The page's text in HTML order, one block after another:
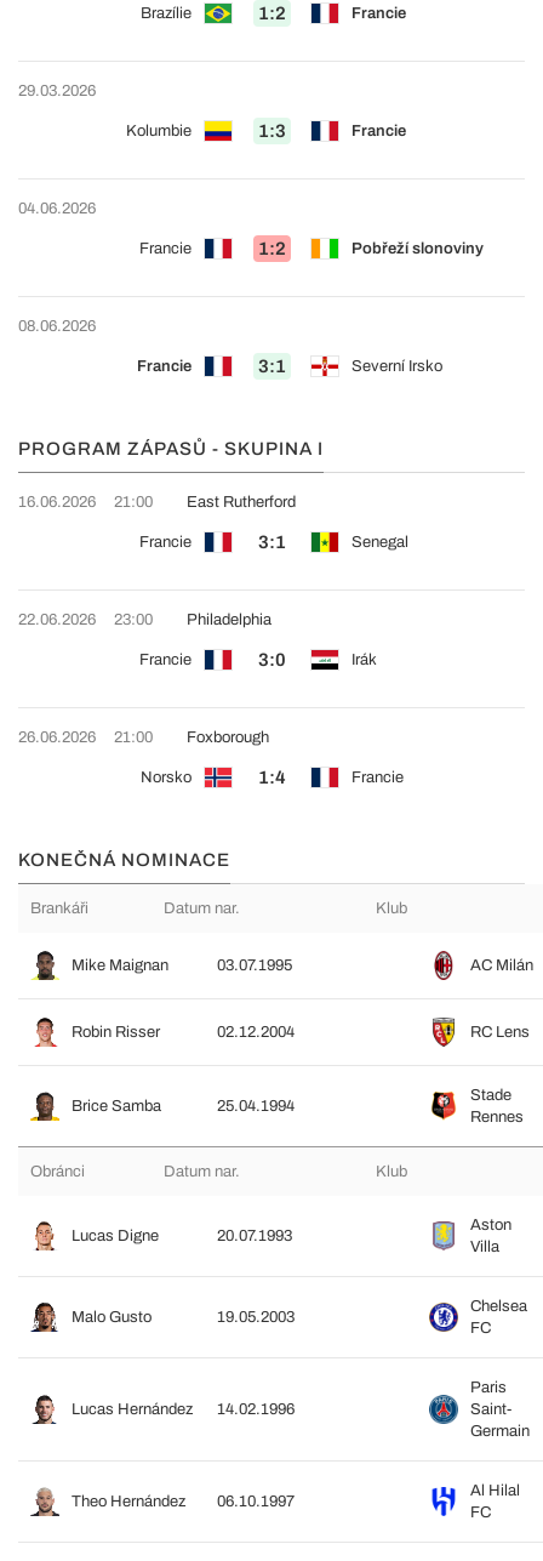
Brazílie 1:2 Francie
29.03.2026
Kolumbie 1:3 Francie
04.06.2026
Francie 1:2 Pobřeží slonoviny
08.06.2026
Francie 3:1 Severní Irsko
PROGRAM ZÁPASŮ - SKUPINA I
16.06.2026 21:00
Francie 3:1 Senegal
East Rutherford
22.06.2026 23:00
Francie 3:0 Irák
Philadelphia
26.06.2026 21:00
Norsko 1:4 Francie
Foxborough
KONEČNÁ NOMINACE
Brankáři Datum nar. Klub
Mike Maignan 03.07.1995 AC Milán
Robin Risser 02.12.2004 RC Lens
Brice Samba 25.04.1994
Stade
Rennes
Obránci Datum nar. Klub
Lucas Digne 20.07.1993
Aston
Villa
Malo Gusto 19.05.2003
Chelsea
FC
Lucas Hernández 14.02.1996
Paris
Saint-
Germain
Theo Hernández 06.10.1997
Al Hilal
FC